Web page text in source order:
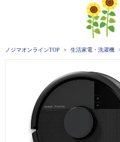
ノジマオンラインTOP 生活家電・洗濯機